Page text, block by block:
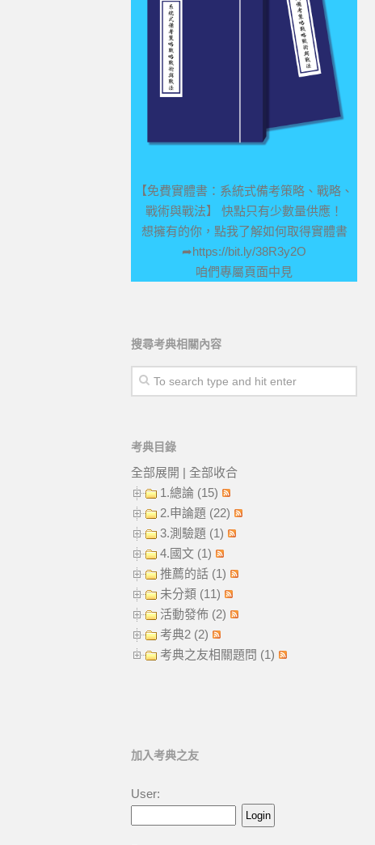
【免費實體書：系統式備考策略、戰略、
戰術與戰法】 快點只有少數量供應！
想擁有的你，點我了解如何取得實體書
➦https://bit.ly/38R3y2O
咱們專屬頁面中見
搜尋考典相關內容
考典目錄
全部展開 | 全部收合
1.總論 (15)
2.申論題 (22)
3.測驗題 (1)
4.國文 (1)
推薦的話 (1)
未分類 (11)
活動發佈 (2)
考典2 (2)
考典之友相關題問 (1)
加入考典之友
User: